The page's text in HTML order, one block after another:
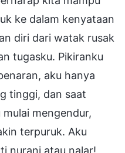
ke dalam kenyataan
diri dari watak rusak
tugasku. Pikiranku
aku hanya
tinggi, dan saat
mengendur,
terpuruk. Aku
nurani atau nalar!